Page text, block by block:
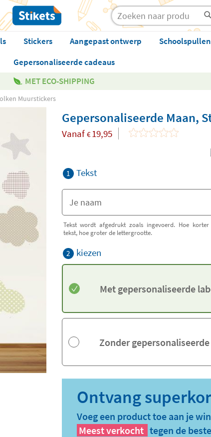
Stickers Aangepast ontwerp Schoolspullen
Gepersonaliseerde cadeaus
MET ECO-SHIPPING
Muurstickers
Gepersonaliseerde Maan,
Vanaf € 19,95
1 Tekst
Tekst wordt afgedrukt zoals ingevoerd. Hoe korter
tekst, hoe groter de lettergrootte.
2 kiezen
Met gepersonaliseerde
Zonder
Voeg een product toe aan je
Meest verkocht tegen de